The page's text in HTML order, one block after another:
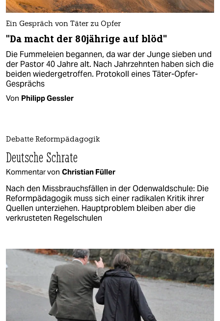
Ein Gespräch von Täter zu Opfer
"Da macht der 80jährige auf blöd"
Die Fummeleien begannen, da war der Junge sieben und
der Pastor 40 Jahre alt. Nach Jahrzehnten haben sich die
beiden wiedergetroffen. Protokoll eines Täter-Opfer-
Gesprächs
Von Philipp Gessler
Debatte Reformpädagogik
Deutsche Schrate
Kommentar von Christian Füller
Nach den Missbrauchsfällen in der Odenwaldschule: Die
Reformpädagogik muss sich einer radikalen Kritik ihrer
Quellen unterziehen. Hauptproblem bleiben aber die
verkrusteten Regelschulen